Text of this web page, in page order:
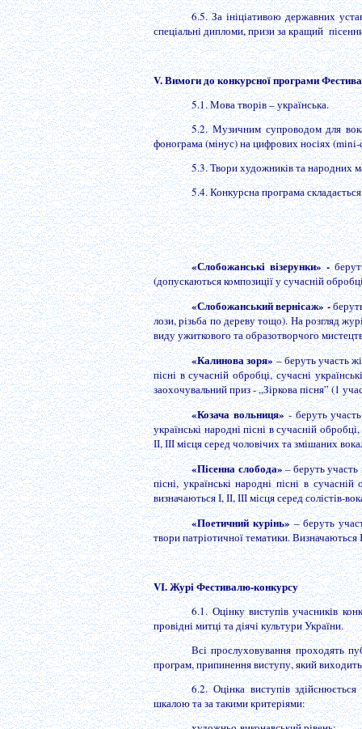
6.5. За ініціативою державних
спеціальні дипломи, призи за кращий
V. Вимоги до конкурсної програми
5.1.Мова творів – українська.
5.2. Музичним супроводом для
фонограма (мінус) на цифрових носіях (mini-
5.3. Твори художників та народних
5.4. Конкурсна програма
«Слобожанські візерунки» -
(допускаються композиції у сучасній
«Слобожанський вернісаж» -
лози, різьба по дереву тощо). На розгляд
виду ужиткового та образотворчого
«Калинова зоря»– беруть участь
пісні в сучасній обробці, сучасні
заохочувальний приз - „Зіркова пісня” (1
«Козача вольниця»- беруть
українські народні пісні в сучасній
ІІ, ІІІ місця серед чоловічих та змішаних
«Пісенна слобода»– беруть участь
пісні, українські народні пісні в
визначаються І, ІІ, ІІІ місця серед
«Поетичний курінь»– беруть
твори патріотичної тематики. Визначаються
VІ. Журі Фестивалю-конкурсу
6.1. Оцінку виступів учасників
провідні митці та діячі культури України.
Всі прослуховування проходять
програм, припинення виступу, який
6.2. Оцінка виступів
шкалою та за такими критеріями: